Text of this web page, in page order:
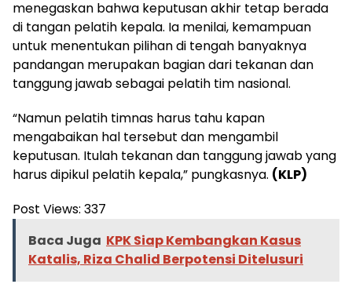
menegaskan bahwa keputusan akhir tetap berada
di tangan pelatih kepala. Ia menilai, kemampuan
untuk menentukan pilihan di tengah banyaknya
pandangan merupakan bagian dari tekanan dan
tanggung jawab sebagai pelatih tim nasional.
“Namun pelatih timnas harus tahu kapan
mengabaikan hal tersebut dan mengambil
keputusan. Itulah tekanan dan tanggung jawab yang
harus dipikul pelatih kepala,” pungkasnya. (KLP)
Post Views: 337
Baca Juga KPK Siap Kembangkan Kasus
Katalis, Riza Chalid Berpotensi Ditelusuri